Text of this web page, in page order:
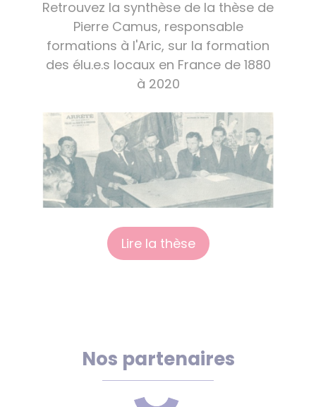
Retrouvez la synthèse de la thèse de
Pierre Camus, responsable
formations à l'Aric, sur la formation
des élu.e.s locaux en France de 1880
à 2020
Lire la thèse
Nos partenaires